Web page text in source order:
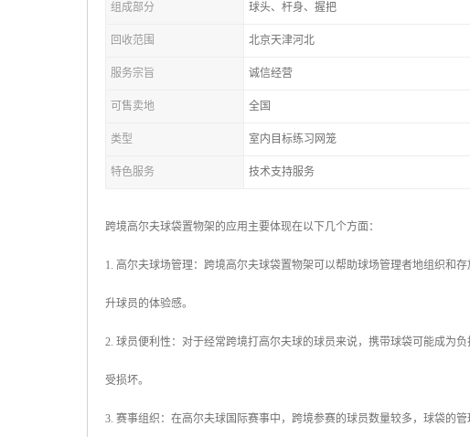
组成部分 球头、杆身、握把
回收范围 北京天津河北
服务宗旨 诚信经营
可售卖地 全国
类型 室内目标练习网笼
特色服务 技术支持服务
跨境高尔夫球袋置物架的应用主要体现在以下几个方面：
1. 高尔夫球场管理：跨境高尔夫球袋置物架可以帮助球场管理者地组织和
升球员的体验感。
2. 球员便利性：对于经常跨境打高尔夫球的球员来说，携带球袋可能成为
受损坏。
3. 赛事组织：在高尔夫球国际赛事中，跨境参赛的球员数量较多，球袋的